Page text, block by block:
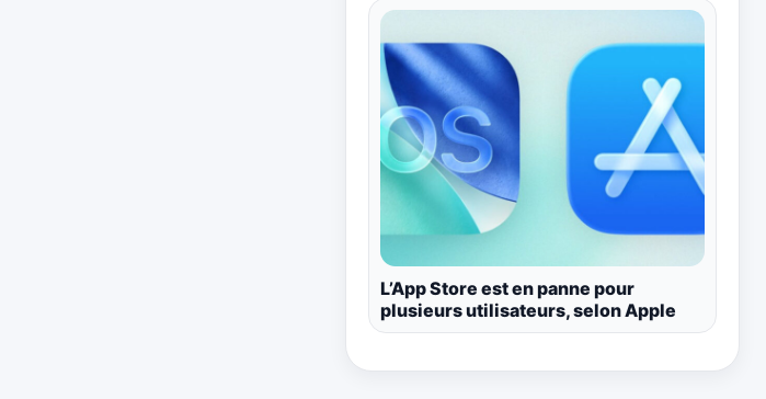
L’App Store est en panne pour
plusieurs utilisateurs, selon Apple